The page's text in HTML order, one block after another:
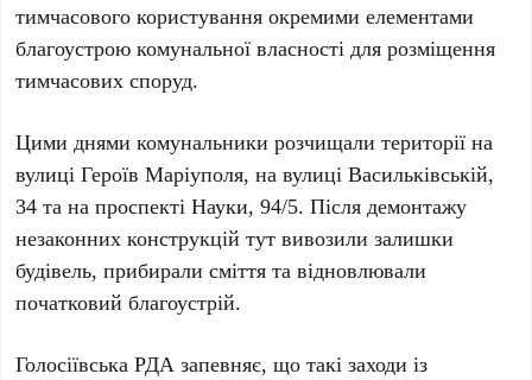
тимчасового користування окремими елементами
благоустрою комунальної власності для розміщення
тимчасових споруд.
Цими днями комунальники розчищали території на
вулиці Героїв Маріуполя, навулиці Васильківській,
34 та напроспекті Науки, 94/5. Після демонтажу
незаконних конструкцій тут вивозили залишки
будівель, прибирали сміття та відновлювали
початковий благоустрій.
Голосіївська РДА запевняє, що такі заходи із